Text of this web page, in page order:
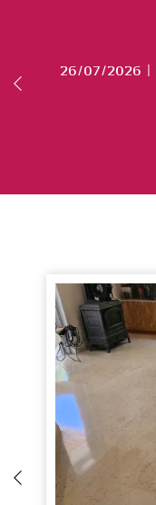
|
26/07/2026